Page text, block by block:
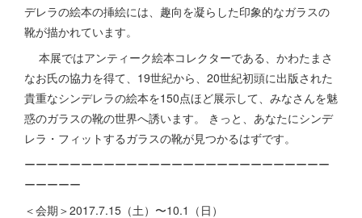
デレラの絵本の挿絵には、趣向を凝らした印象的なガラスの
靴が描かれています。
本展ではアンティーク絵本コレクターである、かわたまさ
なお氏の協力を得て、19世紀から、20世紀初頭に出版された
貴重なシンデレラの絵本を150点ほど展示して、みなさんを魅
惑のガラスの靴の世界へ誘います。 きっと、あなたにシンデ
レラ・フィットするガラスの靴が見つかるはずです。
ーーーーーーーーーーーーーーーーーーーーーーーーーーー
ーーーーー
＜会期＞2017.7.15（土）〜10.1（日）